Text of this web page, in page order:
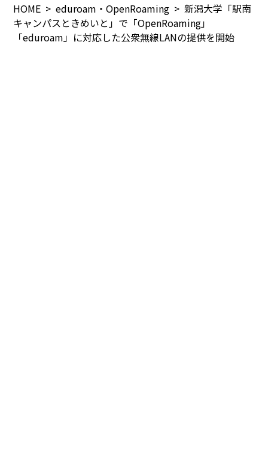
HOME eduroam・OpenRoaming
新潟大学「駅南
キャンパスときめいと」で「OpenRoaming」
「eduroam」に対応した公衆無線LANの提供を開始